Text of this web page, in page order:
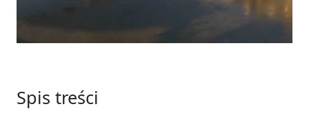
Spis treści